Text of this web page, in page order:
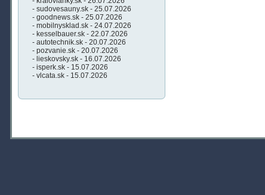
- sudovesauny.sk - 25.07.2026
- goodnews.sk - 25.07.2026
- mobilnysklad.sk - 24.07.2026
- kesselbauer.sk - 22.07.2026
- autotechnik.sk - 20.07.2026
- pozvanie.sk - 20.07.2026
- lieskovsky.sk - 16.07.2026
- isperk.sk - 15.07.2026
- vlcata.sk - 15.07.2026